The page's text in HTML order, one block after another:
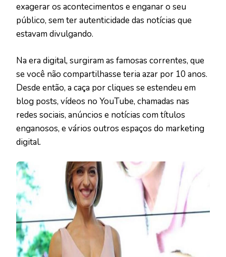
exagerar os acontecimentos e enganar o seu
público, sem ter autenticidade das notícias que
estavam divulgando.
Na era digital, surgiram as famosas correntes, que
se você não compartilhasse teria azar por 10 anos.
Desde então, a caça por cliques se estendeu em
blog posts, vídeos no YouTube, chamadas nas
redes sociais, anúncios e notícias com títulos
enganosos, e vários outros espaços do marketing
digital.